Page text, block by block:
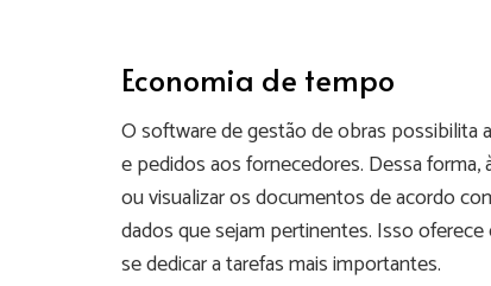
Economia de tempo
O software de gestão de obras possibilita
e pedidos aos fornecedores. Dessa
ou visualizar os documentos de acordo
dados que sejam pertinentes. Isso
se dedicar a tarefas mais importantes.